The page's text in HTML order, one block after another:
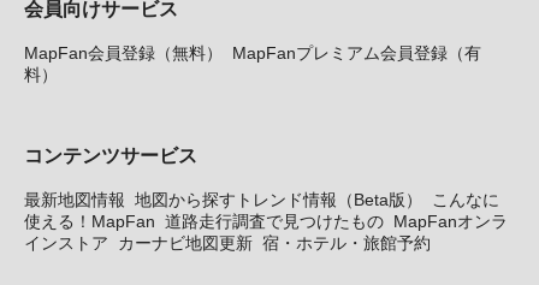
会員向けサービス
MapFan会員登録（無料）
MapFanプレミアム会員登録（有
料）
コンテンツサービス
最新地図情報 地図から探すトレンド情報（Beta版）
こんなに
使える！MapFan 道路走行調査で見つけたもの MapFanオンラ
インストア
カーナビ地図更新 宿・ホテル・旅館予約